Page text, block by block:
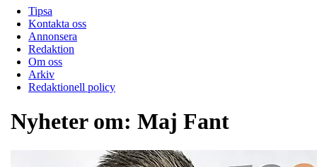
Tipsa
Kontakta oss
Annonsera
Redaktion
Om oss
Arkiv
Redaktionell policy
Nyheter om: Maj Fant